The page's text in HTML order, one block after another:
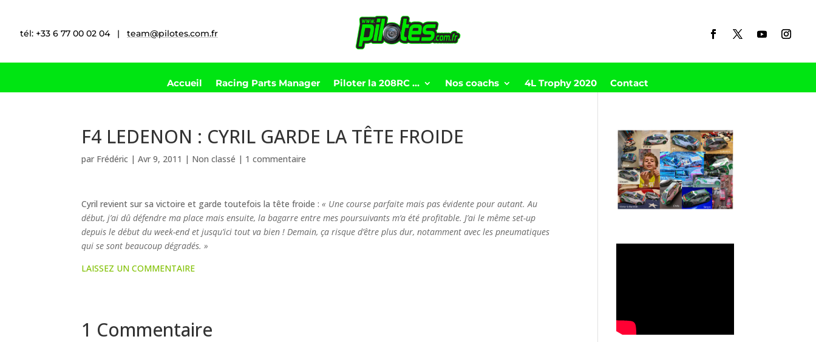
tél: +33 6 77 00 02 04 | team@pilotes.com.fr
Accueil Racing Parts Manager Piloter la 208RC … Nos coachs 4L Trophy 2020 Contact
F4 LEDENON : CYRIL GARDE LA TÊTE FROIDE
par Frédéric |Avr 9, 2011 | Non classé | 1 commentaire
Cyril revient sur sa victoire et garde toutefois la tête froide :« Une course parfaite mais pas évidente pour autant. Au
début, j’ai dû défendre ma place mais ensuite, la bagarre entre mes poursuivants m’a été profitable. J’ai le même set-up
depuis le début du week-end et jusqu’ici tout va bien ! Demain, ça risque d’être plus dur, notamment avec les pneumatiques
qui se sont beaucoup dégradés. »
LAISSEZ UN COMMENTAIRE
1 Commentaire